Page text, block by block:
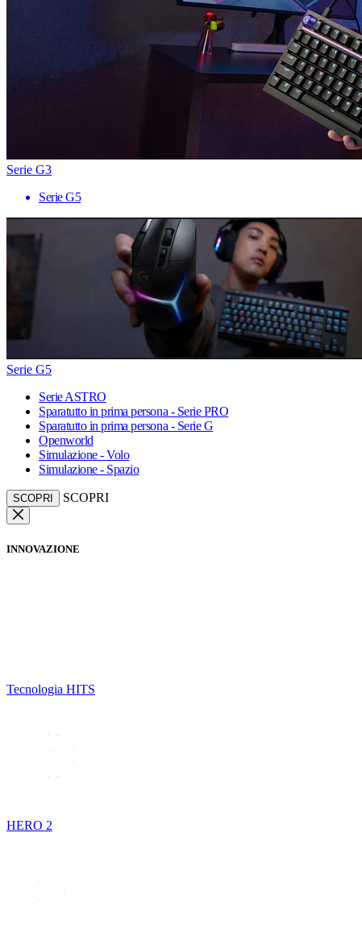
Serie G3
Serie G5
Serie G5
Serie ASTRO
Sparatutto in prima persona - Serie PRO
Sparatutto in prima persona - Serie G
Openworld
Simulazione - Volo
Simulazione - Spazio
SCOPRI SCOPRI
INNOVAZIONE
Tecnologia HITS
HERO 2